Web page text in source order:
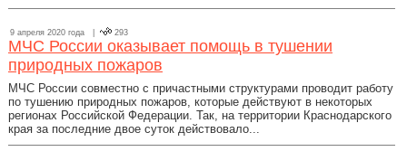
9 апреля 2020 года | 293
МЧС России оказывает помощь в тушении
природных пожаров
МЧС России совместно с причастными структурами проводит работу
по тушению природных пожаров, которые действуют в некоторых
регионах Российской Федерации. Так, на территории Краснодарского
края за последние двое суток действовало...